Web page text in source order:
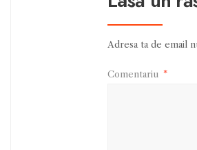
Adresa ta de email
Comentariu *